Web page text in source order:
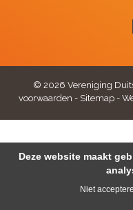
© 2026 Vereniging
voorwaarden - Sitemap-
Deze website maakt
Niet